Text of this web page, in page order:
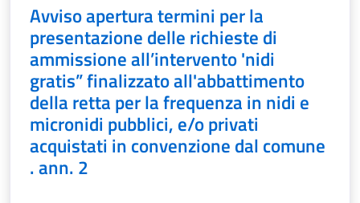
Avviso apertura termini per la
presentazione delle richieste di
ammissione all’intervento 'nidi
gratis” finalizzato all'abbattimento
della retta per la frequenza in nidi e
micronidi pubblici, e/o privati
acquistati in convenzione dal comune
. ann. 2